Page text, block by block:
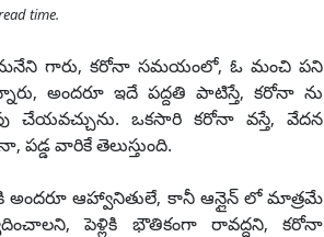
time.
గారు, కరోనా సమయంలో, ఓ మంచి పని
అందరూ ఇదే పద్దతి పాటిస్తే, కరోనా ను
చేయవచ్చును. ఒకసారి కరోనా వస్తే, వేదన
పడ్డ వారికే తెలుస్తుంది.
అందరూ ఆహ్వానితులే, కానీ ఆన్లైన్ లో మాత్రమే
పెళ్లికి భౌతికంగా రావద్దని, కరోనా